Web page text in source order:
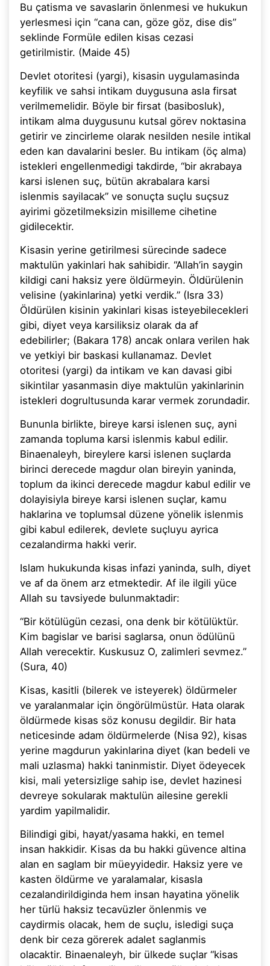
Bu çatisma ve savaslarin önlenmesi ve hukukun
yerlesmesi için “cana can, göze göz, dise dis”
seklinde Formüle edilen kisas cezasi
getirilmistir. (Maide 45)
Devlet otoritesi (yargi), kisasin uygulamasinda
keyfilik ve sahsi intikam duygusuna asla firsat
verilmemelidir. Böyle bir firsat (basibosluk),
intikam alma duygusunu kutsal görev noktasina
getirir ve zincirleme olarak nesilden nesile intikal
eden kan davalarini besler. Bu intikam (öç alma)
istekleri engellenmedigi takdirde, “bir akrabaya
karsi islenen suç, bütün akrabalara karsi
islenmis sayilacak” ve sonuçta suçlu suçsuz
ayirimi gözetilmeksizin misilleme cihetine
gidilecektir.
Kisasin yerine getirilmesi sürecinde sadece
maktulün yakinlari hak sahibidir. “Allah’in saygin
kildigi cani haksiz yere öldürmeyin. Öldürülenin
velisine (yakinlarina) yetki verdik.” (Isra 33)
Öldürülen kisinin yakinlari kisas isteyebilecekleri
gibi, diyet veya karsiliksiz olarak da af
edebilirler; (Bakara 178) ancak onlara verilen hak
ve yetkiyi bir baskasi kullanamaz. Devlet
otoritesi (yargi) da intikam ve kan davasi gibi
sikintilar yasanmasin diye maktulün yakinlarinin
istekleri dogrultusunda karar vermek zorundadir.
Bununla birlikte, bireye karsi islenen suç, ayni
zamanda topluma karsi islenmis kabul edilir.
Binaenaleyh, bireylere karsi islenen suçlarda
birinci derecede magdur olan bireyin yaninda,
toplum da ikinci derecede magdur kabul edilir ve
dolayisiyla bireye karsi islenen suçlar, kamu
haklarina ve toplumsal düzene yönelik islenmis
gibi kabul edilerek, devlete suçluyu ayrica
cezalandirma hakki verir.
Islam hukukunda kisas infazi yaninda, sulh, diyet
ve af da önem arz etmektedir. Af ile ilgili yüce
Allah su tavsiyede bulunmaktadir:
“Bir kötülügün cezasi, ona denk bir kötülüktür.
Kim bagislar ve barisi saglarsa, onun ödülünü
Allah verecektir. Kuskusuz O, zalimleri sevmez.”
(Sura, 40)
Kisas, kasitli (bilerek ve isteyerek) öldürmeler
ve yaralanmalar için öngörülmüstür. Hata olarak
öldürmede kisas söz konusu degildir. Bir hata
neticesinde adam öldürmelerde (Nisa 92), kisas
yerine magdurun yakinlarina diyet (kan bedeli ve
mali uzlasma) hakki taninmistir. Diyet ödeyecek
kisi, mali yetersizlige sahip ise, devlet hazinesi
devreye sokularak maktulün ailesine gerekli
yardim yapilmalidir.
Bilindigi gibi, hayat/yasama hakki, en temel
insan hakkidir. Kisas da bu hakki güvence altina
alan en saglam bir müeyyidedir. Haksiz yere ve
kasten öldürme ve yaralamalar, kisasla
cezalandirildiginda hem insan hayatina yönelik
her türlü haksiz tecavüzler önlenmis ve
caydirmis olacak, hem de suçlu, isledigi suça
denk bir ceza görerek adalet saglanmis
olacaktir. Binaenaleyh, bir ülkede suçlar “kisas